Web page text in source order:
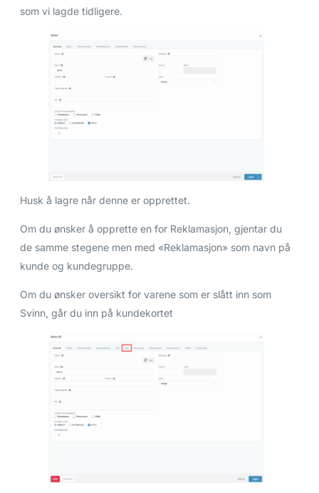
som vi lagde tidligere.
Husk å lagre når denne er opprettet.
Om du ønsker å opprette en for Reklamasjon, gjentar du
de samme stegene men med «Reklamasjon» som navn på
kunde og kundegruppe.
Om du ønsker oversikt for varene som er slått inn som
Svinn, går du inn på kundekortet